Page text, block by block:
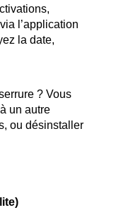
l’application
la date,
? Vous
un autre
ou désinstaller